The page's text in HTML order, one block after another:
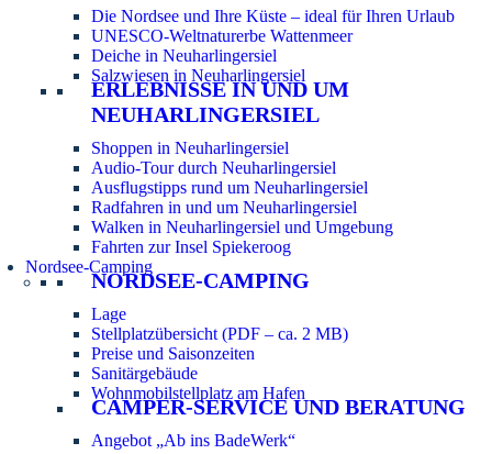
Die Nordsee und Ihre Küste – ideal für Ihren Urlaub
UNESCO-Weltnaturerbe Wattenmeer
Deiche in Neuharlingersiel
Salzwiesen in Neuharlingersiel
ERLEBNISSE IN UND UM
NEUHARLINGERSIEL
Shoppen in Neuharlingersiel
Audio-Tour durch Neuharlingersiel
Ausflugstipps rund um Neuharlingersiel
Radfahren in und um Neuharlingersiel
Walken in Neuharlingersiel und Umgebung
Fahrten zur Insel Spiekeroog
Nordsee-Camping
NORDSEE-CAMPING
Lage
Stellplatzübersicht (PDF – ca. 2 MB)
Preise und Saisonzeiten
Sanitärgebäude
Wohnmobilstellplatz am Hafen
CAMPER-SERVICE UND BERATUNG
Angebot „Ab ins BadeWerk“